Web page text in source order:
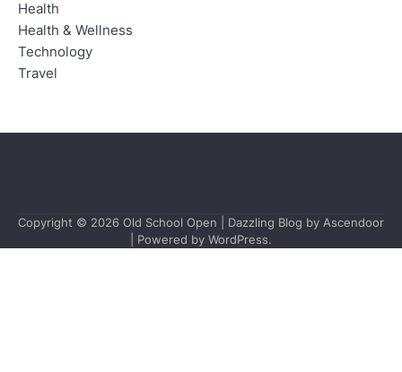
Health
Health & Wellness
Technology
Travel
Copyright © 2026 Old School Open | Dazzling Blog by Ascendoor
| Powered by WordPress.